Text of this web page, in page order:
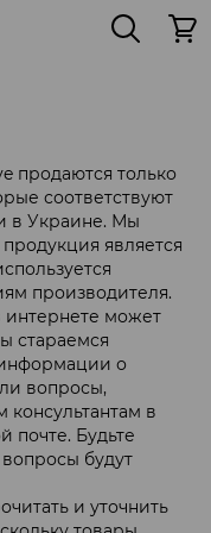
продаются только
соответствуют
в Украине. Мы
является
производителя.
может
стараемся
о
вопросы,
в
почте. Будьте
будут
и уточнить